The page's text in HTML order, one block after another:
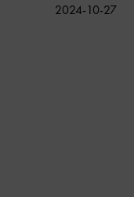
公
2024-10-27